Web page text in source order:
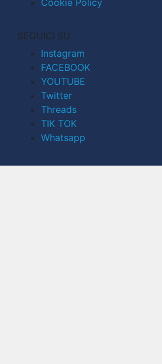
SEGUICI SU
Instagram
FACEBOOK
YOUTUBE
Twitter
Threads
TIK TOK
Whatsapp